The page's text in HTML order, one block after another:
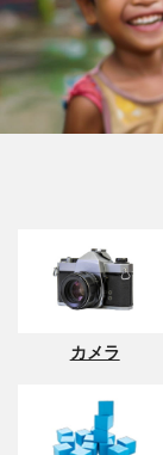
カメラ